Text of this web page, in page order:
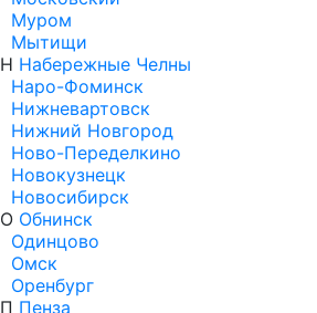
Муром
Мытищи
Н Набережные Челны
Наро-Фоминск
Нижневартовск
Нижний Новгород
Ново-Переделкино
Новокузнецк
Новосибирск
О Обнинск
Одинцово
Омск
Оренбург
П Пенза